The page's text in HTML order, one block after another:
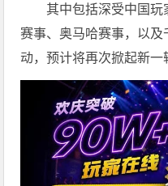
其中包括深受中国
赛事、奥马哈赛事，以
动，预计将再次掀起新一